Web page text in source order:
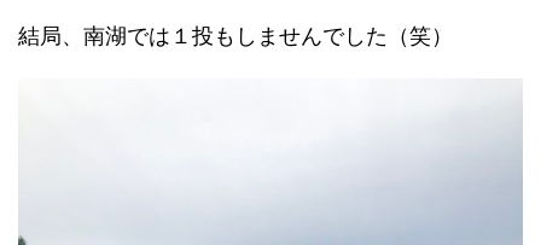
結局、南湖では１投もしませんでした（笑）